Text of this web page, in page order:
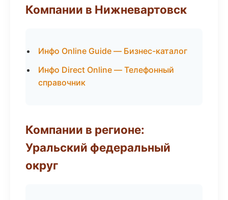
Компании в Нижневартовск
Инфо Online Guide — Бизнес-каталог
Инфо Direct Online — Телефонный
справочник
Компании в регионе:
Уральский федеральный
округ